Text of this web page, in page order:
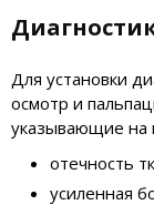
Для установки
осмотр и
указывающие на
отечность
усиленная